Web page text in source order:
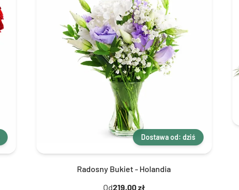
Dostawa od: dziś
Radosny Bukiet - Holandia
Od219,00 zł